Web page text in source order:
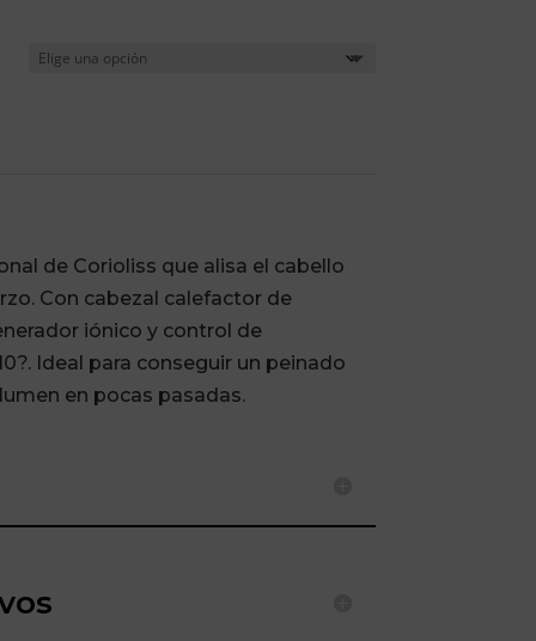
de Corioliss que alisa el cabello
Con cabezal calefactor de
iónico y control de
Ideal para conseguir un peinado
en pocas pasadas.